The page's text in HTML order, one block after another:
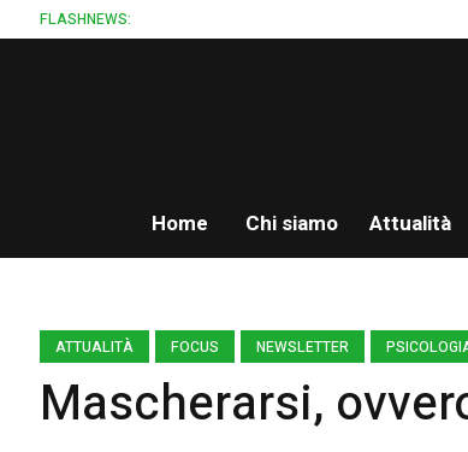
FLASHNEWS:
Home Chi siamo Attualità
ATTUALITÀ FOCUS NEWSLETTER
Mascherarsi,